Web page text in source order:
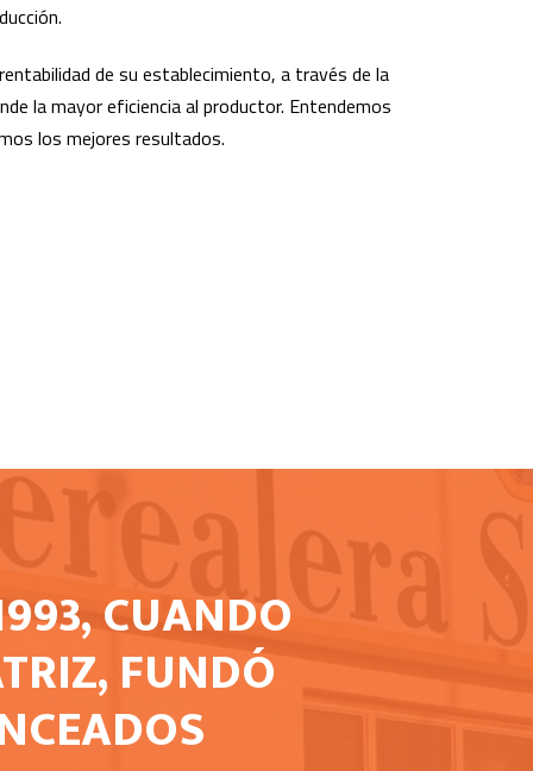
de su establecimiento, a través de la
la mayor eficiencia al productor. Entendemos
los mejores resultados.
CUANDO
FUNDÓ